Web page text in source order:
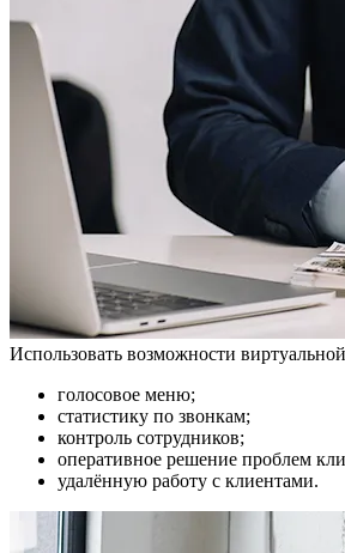
Использовать возможности
голосовое меню;
статистику по звонкам;
контроль сотрудников;
оперативное решение проблем
удалённую работу с клиентами.